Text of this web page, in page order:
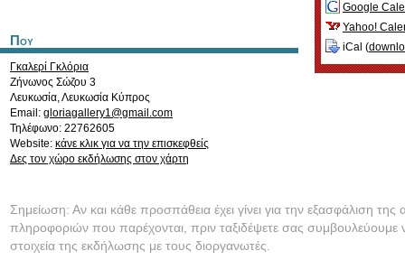
Που
Γκαλερί Γκλόρια
Ζήνωνος Σώζου 3
Λευκωσία,Λευκωσία Κύπρος
Email: gloriagallery1@gmail.com
Τηλέφωνο: 22762605
Website: κάνε κλικ για να την επισκεφθείς
Δες τον χώρο εκδήλωσης στον χάρτη
Google
Yahoo!
iCal (
Σημείωση: Αν και κάθε προσπάθεια έχει γίνει για την εξασφάλιση της
πληροφοριών που παρέχονται, πριν ταξιδέψετε σας συμβουλεύουμε
στοιχεία της εκδήλωσης με τους διοργανωτές.